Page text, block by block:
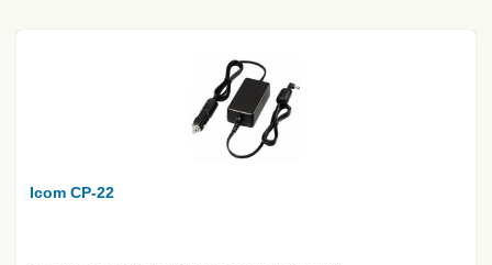
Icom CP-22